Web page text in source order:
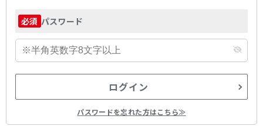
必須 パスワード
ログイン
パスワードを忘れた方はこちら≫